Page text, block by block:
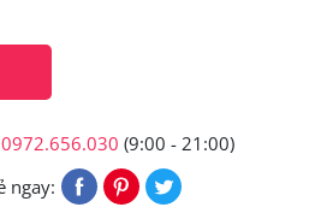
0972.656.030 (9:00 - 21:00)
ngay: